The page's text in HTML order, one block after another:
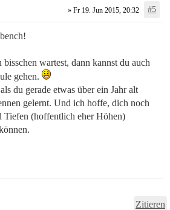
» Fr 19. Jun 2015, 20:32 #5
wartest, dann kannst du auch
gehen.
du gerade etwas über ein Jahr alt
gelernt. Und ich hoffe, dich noch
Tiefen (hoffentlich eher Höhen)
Zitieren